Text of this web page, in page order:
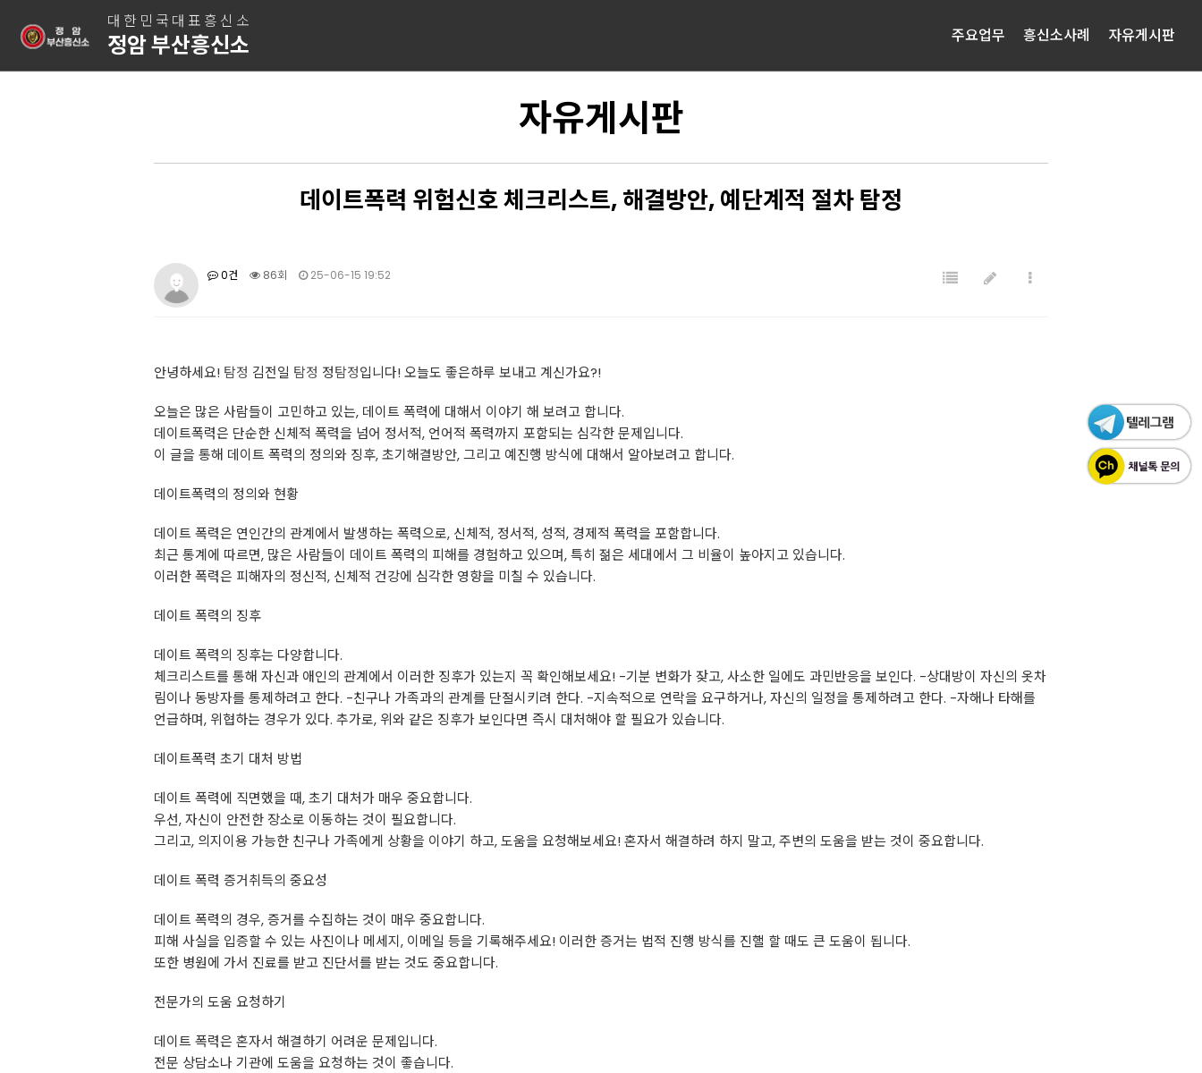
대한민국대표흥신소
정암 부산흥신소 주요업무 흥신소사례 자유게시판
자유게시판
데이트폭력 위험신호 체크리스트, 해결방안, 예단계적 절차 탐정
0건 86회 25-06-15 19:52
안녕하세요! 탐정 김전일 탐정 정탐정입니다! 오늘도 좋은하루 보내고 계신가요?!
오늘은 많은 사람들이 고민하고 있는, 데이트 폭력에 대해서 이야기 해 보려고 합니다.
데이트폭력은 단순한 신체적 폭력을 넘어 정서적, 언어적 폭력까지 포함되는 심각한 문제입니다.
이 글을 통해 데이트 폭력의 정의와 징후, 초기해결방안, 그리고 예진행 방식에 대해서 알아보려고 합니다.
데이트폭력의 정의와 현황
데이트 폭력은 연인간의 관계에서 발생하는 폭력으로, 신체적, 정서적, 성적, 경제적 폭력을 포함합니다.
최근 통계에 따르면, 많은 사람들이 데이트 폭력의 피해를 경험하고 있으며, 특히 젊은 세대에서 그 비율이 높아지고 있습니다.
이러한 폭력은 피해자의 정신적, 신체적 건강에 심각한 영향을 미칠 수 있습니다.
데이트 폭력의 징후
데이트 폭력의 징후는 다양합니다.
체크리스트를 통해 자신과 애인의 관계에서 이러한 징후가 있는지 꼭 확인해보세요! -기분 변화가 잦고, 사소한 일에도 과민반응을 보인다. -상대방이 자신의 옷차
림이나 동방자를 통제하려고 한다. -친구나 가족과의 관계를 단절시키려 한다. -지속적으로 연락을 요구하거나, 자신의 일정을 통제하려고 한다. -자해나 타해를
언급하며, 위협하는 경우가 있다. 추가로, 위와 같은 징후가 보인다면 즉시 대처해야 할 필요가 있습니다.
데이트폭력 초기 대처 방법
데이트 폭력에 직면했을 때, 초기 대처가 매우 중요합니다.
우선, 자신이 안전한 장소로 이동하는 것이 필요합니다.
그리고, 의지이용 가능한 친구나 가족에게 상황을 이야기 하고, 도움을 요청해보세요! 혼자서 해결하려 하지 말고, 주변의 도움을 받는 것이 중요합니다.
데이트 폭력 증거취득의 중요성
데이트 폭력의 경우, 증거를 수집하는 것이 매우 중요합니다.
피해 사실을 입증할 수 있는 사진이나 메세지, 이메일 등을 기록해주세요! 이러한 증거는 법적 진행 방식를 진핼 할 때도 큰 도움이 됩니다.
또한 병원에 가서 진료를 받고 진단서를 받는 것도 중요합니다.
전문가의 도움 요청하기
데이트 폭력은 혼자서 해결하기 어려운 문제입니다.
전문 상담소나 기관에 도움을 요청하는 것이 좋습니다.